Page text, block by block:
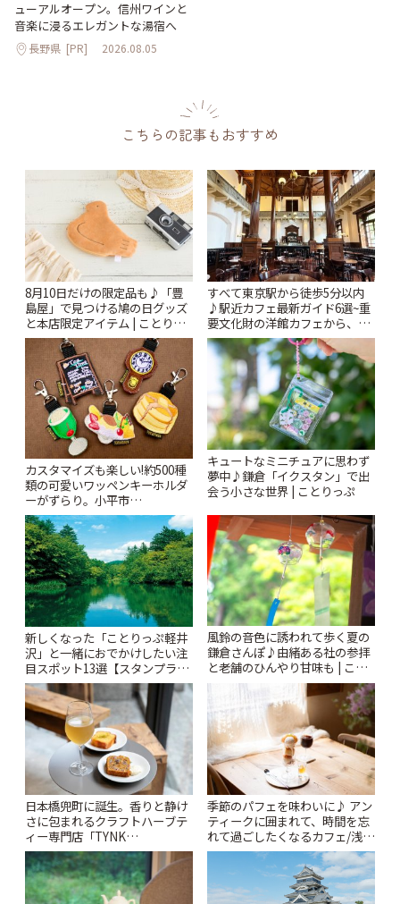
ューアルオープン。信州ワインと
音楽に浸るエレガントな湯宿へ
長野県 [PR] 2026.08.05
こちらの記事もおすすめ
8月10日だけの限定品も♪「豊
島屋」で見つける鳩の日グッズ
と本店限定アイテム | ことりっ
ぷ
すべて東京駅から徒歩5分以内
♪駅近カフェ最新ガイド6選~重
要文化財の洋館カフェから、改
札すぐのレトロ喫茶まで~ | こと
りっぷ
カスタマイズも楽しい!約500種
類の可愛いワッペンキーホルダ
ーがずらり。小平市
「Kimamaya T&K」 | ことりっ
ぷ
キュートなミニチュアに思わず
夢中♪鎌倉「イクスタン」で出
会う小さな世界 | ことりっぷ
新しくなった「ことりっぷ軽井
沢」と一緒におでかけしたい注
目スポット13選【スタンプラリ
ー開催中】 | ことりっぷ
風鈴の音色に誘われて歩く夏の
鎌倉さんぽ♪由緒ある社の参拝
と老舗のひんやり甘味も | こと
りっぷ
日本橋兜町に誕生。香りと静け
さに包まれるクラフトハーブテ
ィー専門店「TYNK
Kabutocho」 | ことりっぷ
季節のパフェを味わいに♪ アン
ティークに囲まれて、時間を忘
れて過ごしたくなるカフェ/浅草
「annorum cafe」 | ことりっぷ